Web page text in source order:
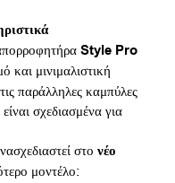
Style Pro
και μινιμαλιστική
παράλληλες καμπύλες
σχεδιασμένα για
στο νέο
μοντέλο: